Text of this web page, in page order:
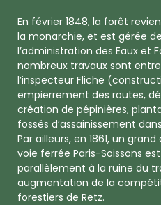
En février 1848, la forêt
la monarchie, et est gérée
l’administration des Eaux et
nombreux travaux sont
l’inspecteur Fliche
empierrement des routes,
création de pépinières,
fossés d’assainissement
Par ailleurs, en 1861, un
voie ferrée Paris-Soissons
parallèlement à la ruine du
augmentation de la
forestiers de Retz.